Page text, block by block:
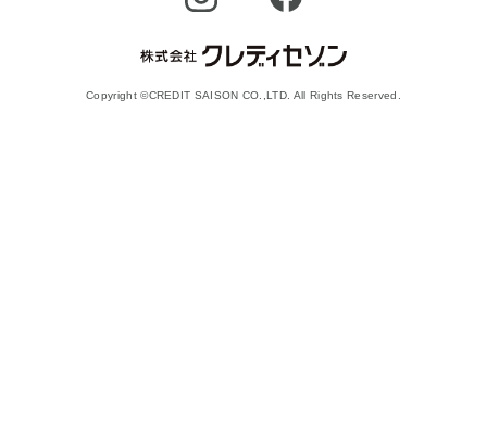
Copyright ©CREDIT SAISON CO.,LTD. All Rights Reserved.